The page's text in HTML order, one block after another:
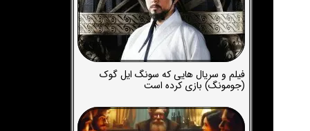
فیلم و سریال هایی که سونگ ایل گوک
(جومونگ) بازی کرده است